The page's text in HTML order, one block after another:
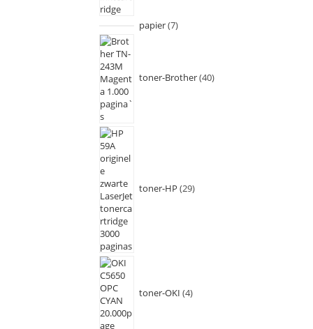
papier 7
toner-Brother 40
toner-HP 29
toner-OKI 4